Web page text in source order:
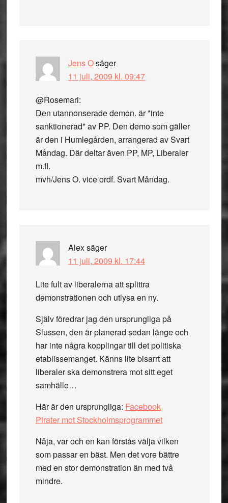
Jens Osäger
11 juli, 2009 kl. 09:47
@Rosemari:
Den utannonserade demon. är *inte
sanktionerad* av PP. Den demo som gäller
är den i Humlegården, arrangerad av Svart
Måndag. Där deltar även PP, MP, Liberaler
m.fl.
mvh/Jens O. vice ordf. Svart Måndag.
Alexsäger
11 juli, 2009 kl. 17:44
Lite fult av liberalerna att splittra
demonstrationen och utlysa en ny.
Själv föredrar jag den ursprungliga på
Slussen, den är planerad sedan länge och
har inte några kopplingar till det politiska
etablissemanget. Känns lite bisarrt att
liberaler ska demonstrera mot sitt eget
samhälle…
Här är den ursprungliga: Facebook
Pirater mot Stockholmsprogrammet
Nåja, var och en kan förstås välja vilken
som passar en bäst. Men det vore bättre
med en stor demonstration än med två
mindre.